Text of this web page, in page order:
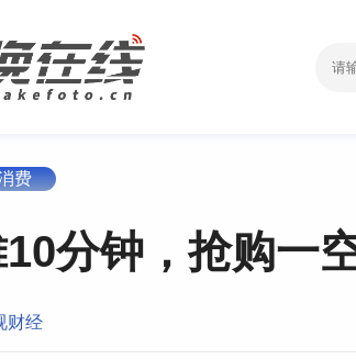
费
分钟，抢购一
财经